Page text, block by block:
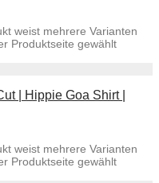
weist mehrere Varianten
Produktseite gewählt
| Hippie Goa Shirt |
weist mehrere Varianten
Produktseite gewählt